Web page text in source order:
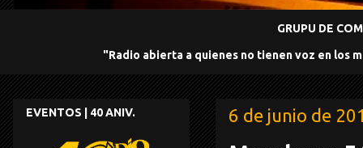
GRUPU DE
"Radio abierta a quienes no tienen voz en los
6 de junio de
EVENTOS | 40 ANIV.